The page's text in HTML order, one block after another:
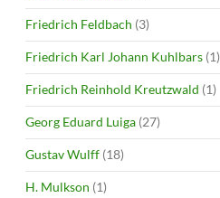
Friedrich Feldbach (3)
Friedrich Karl Johann Kuhlbars (1)
Friedrich Reinhold Kreutzwald (1)
Georg Eduard Luiga (27)
Gustav Wulff (18)
H. Mulkson (1)